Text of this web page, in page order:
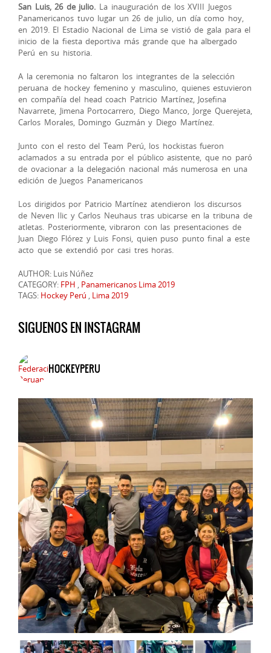
San Luis, 26 de julio. La inauguración de los XVIII Juegos
Panamericanos tuvo lugar un 26 de julio, un día como hoy,
en 2019. El Estadio Nacional de Lima se vistió de gala para el
inicio de la fiesta deportiva más grande que ha albergado
Perú en su historia.
A la ceremonia no faltaron los integrantes de la selección
peruana de hockey femenino y masculino, quienes estuvieron
en compañía del head coach Patricio Martínez, Josefina
Navarrete, Jimena Portocarrero, Diego Manco, Jorge Querejeta,
Carlos Morales, Domingo Guzmán y Diego Martínez.
Junto con el resto del Team Perú, los hockistas fueron
aclamados a su entrada por el público asistente, que no paró
de ovacionar a la delegación nacional más numerosa en una
edición de Juegos Panamericanos
Los dirigidos por Patricio Martínez atendieron los discursos
de Neven Ilic y Carlos Neuhaus tras ubicarse en la tribuna de
atletas. Posteriormente, vibraron con las presentaciones de
Juan Diego Flórez y Luis Fonsi, quien puso punto final a este
acto que se extendió por casi tres horas.
AUTHOR: Luis Núñez
CATEGORY: FPH , Panamericanos Lima 2019
TAGS: Hockey Perú , Lima 2019
SIGUENOS EN INSTAGRAM
HOCKEYPERU